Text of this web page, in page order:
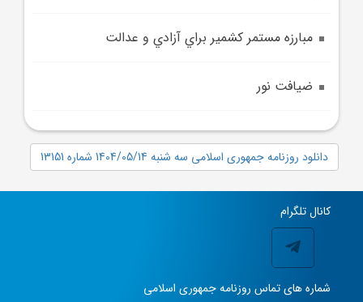
مبارزه مستمر کشمير براي آزادي و عدالت
ضيافت نور
دانلود روزنامه جمهوری اسلامی سه شنبه 1404/05/14 شماره 13151
کانال تلگرام
شماره های تماس روزنامه جمهوری اسلامی